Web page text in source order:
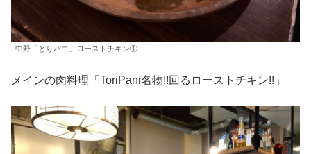
中野「とりパニ」ローストチキン①
メインの肉料理「ToriPani名物!!回るローストチキン!!」